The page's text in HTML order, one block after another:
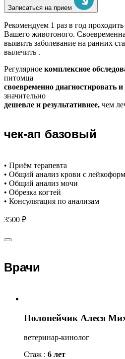
Записаться на прием
Рекомендуем 1 раз в год
Вашего животоного.
выявить заболевание на ранних
вылечить .
Регулярное комплексное
питомца
своевременно диагностировать и
значительно
дешевле и результативнее, чем
чек-ап базовый
• Приём терапевта
• Общий анализ крови с
• Общий анализ мочи
• Обрезка когтей
• Консультация по анализам
3500 ₽
Врачи
Полонейчик Алеся
ветеринар-кинолог
Стаж : 6 лет